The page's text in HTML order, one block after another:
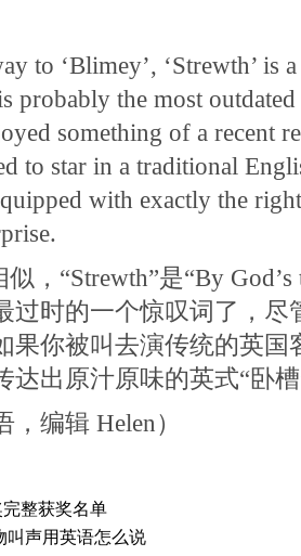
‘Blimey’, ‘Strewth’ is a
probably the most
something of a recent
to star in a traditional
with exactly the
“Strewth”是“By God’s
过时的一个惊叹词了，尽
果你被叫去演传统的英国
达出原汁原味的英式“卧
，编辑 Helen）
整获奖名单
叫声用英语怎么说